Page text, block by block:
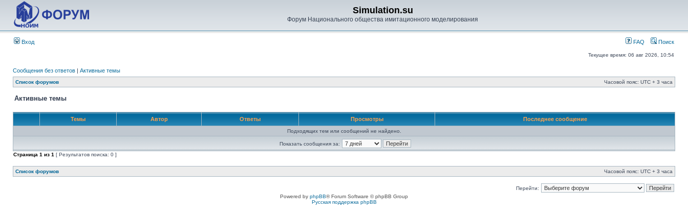
Simulation.su
Форум Национального общества имитационного моделирования
Вход FAQ Поиск
Текущее время: 06 авг 2026, 10:54
Сообщения без ответов | Активные темы
Список форумов Часовой пояс: UTC + 3 часа
Активные темы
Темы Автор Ответы Просмотры Последнее сообщение
Подходящих тем или сообщений не найдено.
Показать сообщения за:
Страница 1 из 1 [ Результатов поиска: 0 ]
Список форумов Часовой пояс: UTC + 3 часа
Перейти:
Powered by phpBB® Forum Software © phpBB Group
Русская поддержка phpBB